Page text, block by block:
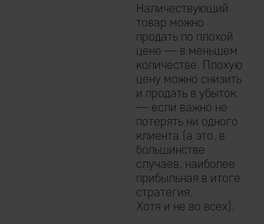
​Наличествующий
товар можно
продать по плохой
цене — в меньшем
количестве. Плохую
цену можно снизить
и продать в убыток
— если важно не
потерять ни одного
клиента (а это, в
большинстве
случаев, наиболее
прибыльная в итоге
стратегия.
Хотя и не во всех).